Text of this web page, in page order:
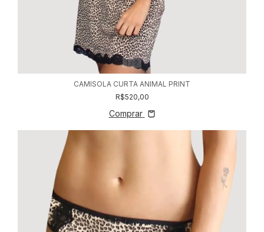
1/2
CAMISOLA CURTA ANIMAL PRINT
R$520,00
Comprar